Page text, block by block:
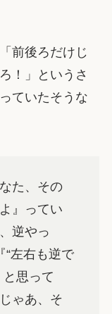
前後ろだけじ
！」というさ
ていたそうな
た、その
』ってい
逆やっ
“左右も逆で
思って
ゃあ、そ